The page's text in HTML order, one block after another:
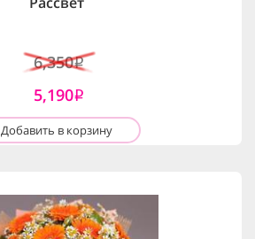
6,350i
5,190i
Добавить в корзину